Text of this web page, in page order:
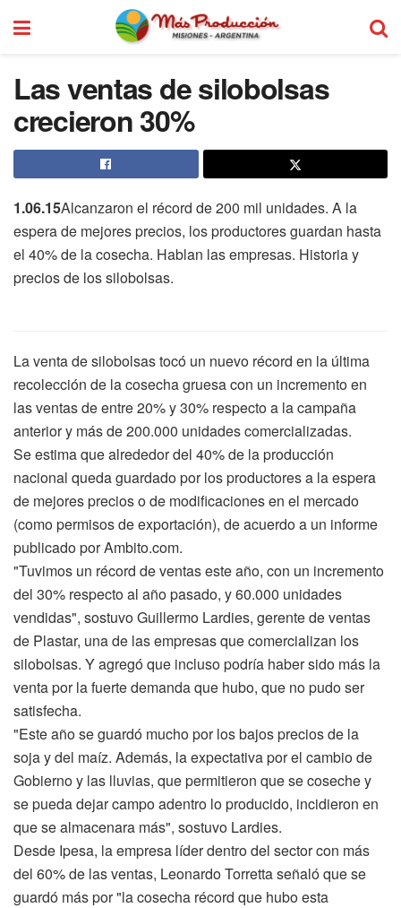
Las ventas de silobolsas
crecieron 30%
1.06.15Alcanzaron el récord de 200 mil unidades. A la
espera de mejores precios, los productores guardan hasta
el 40% de la cosecha. Hablan las empresas. Historia y
precios de los silobolsas.
La venta de silobolsas tocó un nuevo récord en la última
recolección de la cosecha gruesa con un incremento en
las ventas de entre 20% y 30% respecto a la campaña
anterior y más de 200.000 unidades comercializadas.
Se estima que alrededor del 40% de la producción
nacional queda guardado por los productores a la espera
de mejores precios o de modificaciones en el mercado
(como permisos de exportación), de acuerdo a un informe
publicado por Ambito.com.
"Tuvimos un récord de ventas este año, con un incremento
del 30% respecto al año pasado, y 60.000 unidades
vendidas", sostuvo Guillermo Lardies, gerente de ventas
de Plastar, una de las empresas que comercializan los
silobolsas. Y agregó que incluso podría haber sido más la
venta por la fuerte demanda que hubo, que no pudo ser
satisfecha.
"Este año se guardó mucho por los bajos precios de la
soja y del maíz. Además, la expectativa por el cambio de
Gobierno y las lluvias, que permitieron que se coseche y
se pueda dejar campo adentro lo producido, incidieron en
que se almacenara más", sostuvo Lardies.
Desde Ipesa, la empresa líder dentro del sector con más
del 60% de las ventas, Leonardo Torretta señaló que se
guardó más por "la cosecha récord que hubo esta